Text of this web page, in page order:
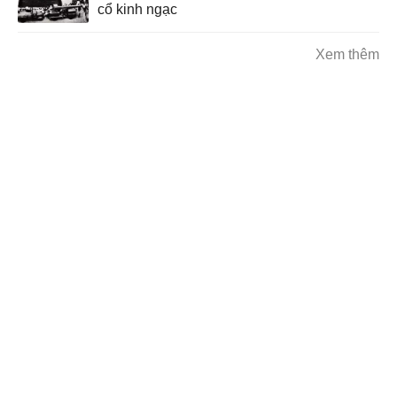
cổ kinh ngạc
Xem thêm